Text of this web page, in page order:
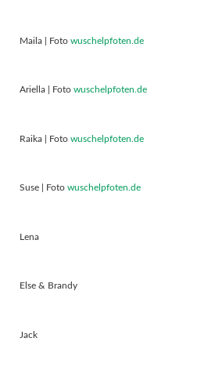
Maila | Foto wuschelpfoten.de
Ariella | Foto wuschelpfoten.de
Raika | Foto wuschelpfoten.de
Suse | Foto wuschelpfoten.de
Lena
Else & Brandy
Jack